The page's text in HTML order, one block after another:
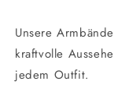
Unsere
kraftvolle
jedem Outfit.